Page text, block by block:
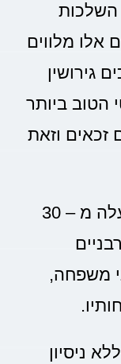
השלכות
אלו מלווים
גירושין
הטוב ביותר
זכאים וזאת
למשרדנו ניסיון מוכח של למעלה מ – 30
משפחה,
ניסיון